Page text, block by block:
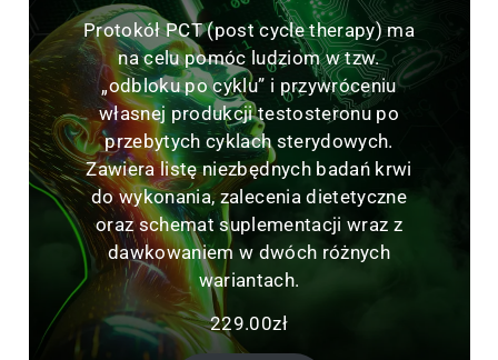
Protokół PCT (post cycle therapy) ma
na celu pomóc ludziom w tzw.
„odbloku po cyklu” i przywróceniu
własnej produkcji testosteronu po
przebytych cyklach sterydowych.
Zawiera listę niezbędnych badań krwi
do wykonania, zalecenia dietetyczne
oraz schemat suplementacji wraz z
dawkowaniem w dwóch różnych
wariantach.
229.00zł